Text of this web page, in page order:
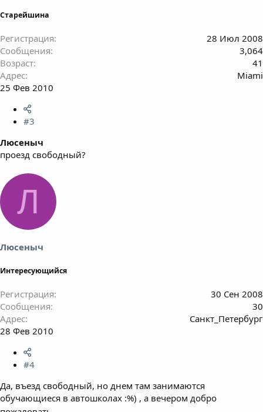
Старейшина
Регистрация
28 Июл 2008
Сообщения
3,064
Возраст
41
Адрес
Miami
25 Фев 2010
#3
Люсеныч
проезд свободный?
Л
Люсеныч
Интересующийся
Регистрация
30 Сен 2008
Сообщения
30
Адрес
Санкт_Петербург
28 Фев 2010
#4
Да, въезд свободный, но днем там занимаются
обучающиеся в автошколах :%) , а вечером добро